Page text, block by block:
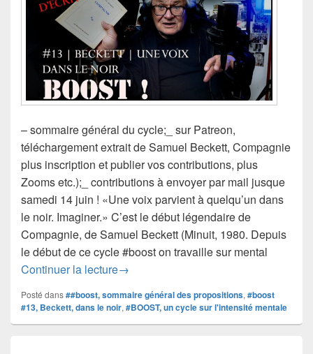
– sommaire général du cycle;_ sur Patreon,
téléchargement extrait de Samuel Beckett, Compagnie
plus inscription et publier vos contributions, plus
Zooms etc.);_ contributions à envoyer par mail jusque
samedi 14 juin ! «Une voix parvient à quelqu’un dans
le noir. Imaginer.» C’est le début légendaire de
Compagnie, de Samuel Beckett (Minuit, 1980. Depuis
le début de ce cycle #boost on travaille sur mental
Continuer la lecture#boost #13 | Beckett, une voix parvient
→
Posté dans##boost, sommaire général des propositions, #boost
#13, Beckett, dans le noir, #BOOST, un cycle sur l'intensité mentale